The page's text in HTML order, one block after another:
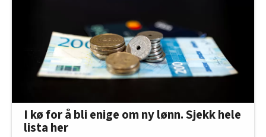
I kø for å bli enige om ny lønn. Sjekk hele
lista her